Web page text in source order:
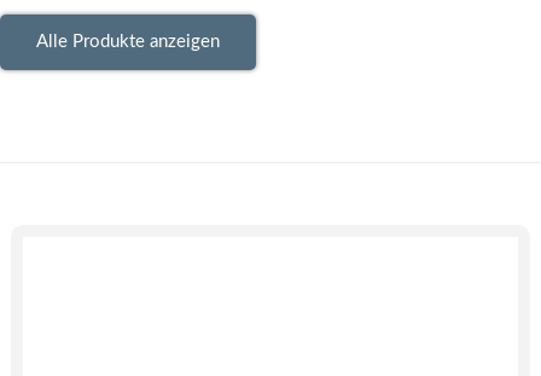
Alle Produkte anzeigen